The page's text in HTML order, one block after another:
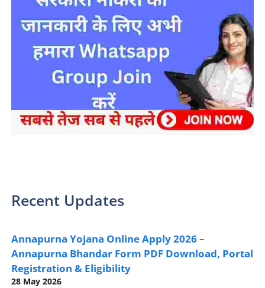
Recent Updates
Annapurna Yojana Online Apply 2026 –
Annapurna Bhandar Form PDF Download, Portal
Registration & Eligibility
28 May 2026